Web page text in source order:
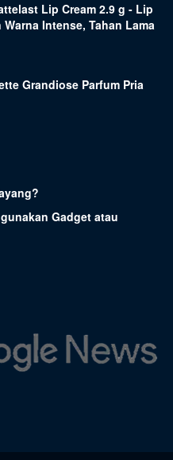
Lip Cream 2.9 g - Lip
Intense, Tahan Lama
Grandiose Parfum Pria
Gadget atau